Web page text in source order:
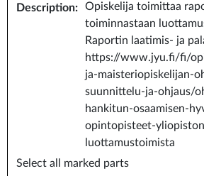
Description:
Opiskelija toimittaa
toiminnastaan
Raportin laatimis- ja
https://www.jyu.fi/fi/
ja-maisteriopiskelijan-
suunnittelu-ja-ohjaus/
hankitun-osaamisen-
opintopisteet-
luottamustoimista
Select all marked parts